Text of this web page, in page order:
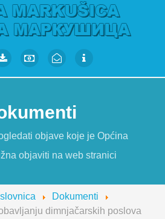
objave koje je Općina
objaviti na web stranici
Dokumenti
dimnjačarskih poslova